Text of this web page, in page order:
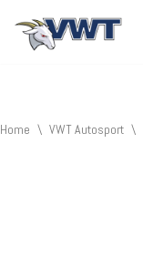
Home \ VWT Autosport \